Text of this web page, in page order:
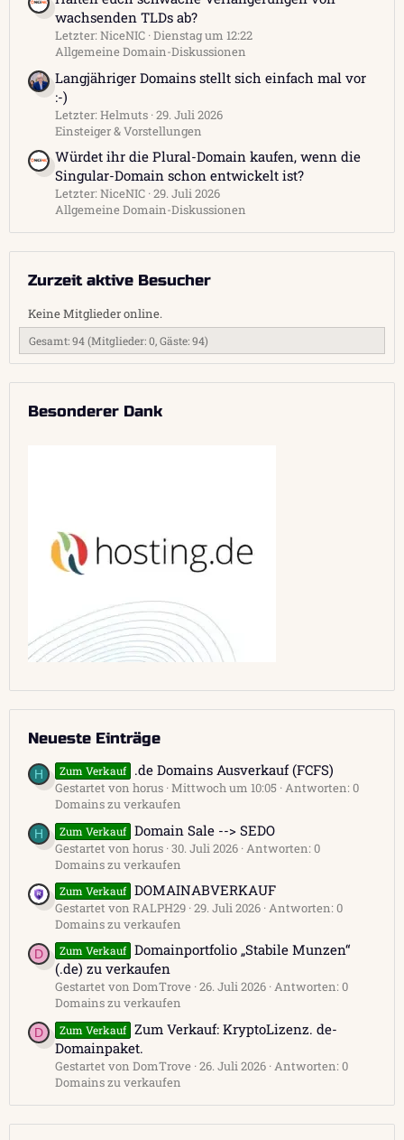
wachsenden TLDs ab?
Letzter: NiceNIC Dienstag um 12:22
Allgemeine Domain-Diskussionen
Langjähriger Domains stellt sich einfach mal vor
:-)
Letzter: Helmuts 29. Juli 2026
Einsteiger & Vorstellungen
Würdet ihr die Plural-Domain kaufen, wenn die
Singular-Domain schon entwickelt ist?
Letzter: NiceNIC 29. Juli 2026
Allgemeine Domain-Diskussionen
Zurzeit aktive Besucher
Keine Mitglieder online.
Gesamt: 94 (Mitglieder: 0, Gäste: 94)
Besonderer Dank
Neueste Einträge
H Zum Verkauf .de Domains Ausverkauf (FCFS)
Gestartet von horus Mittwoch um 10:05 Antworten: 0
Domains zu verkaufen
H Zum Verkauf Domain Sale --> SEDO
Gestartet von horus 30. Juli 2026 Antworten: 0
Domains zu verkaufen
Zum Verkauf DOMAINABVERKAUF
Gestartet von RALPH29 29. Juli 2026 Antworten: 0
Domains zu verkaufen
D Zum Verkauf Domainportfolio „Stabile Munzen“
(.de) zu verkaufen
Gestartet von DomTrove 26. Juli 2026 Antworten: 0
Domains zu verkaufen
D Zum Verkauf Zum Verkauf: KryptoLizenz. de-
Domainpaket.
Gestartet von DomTrove 26. Juli 2026 Antworten: 0
Domains zu verkaufen